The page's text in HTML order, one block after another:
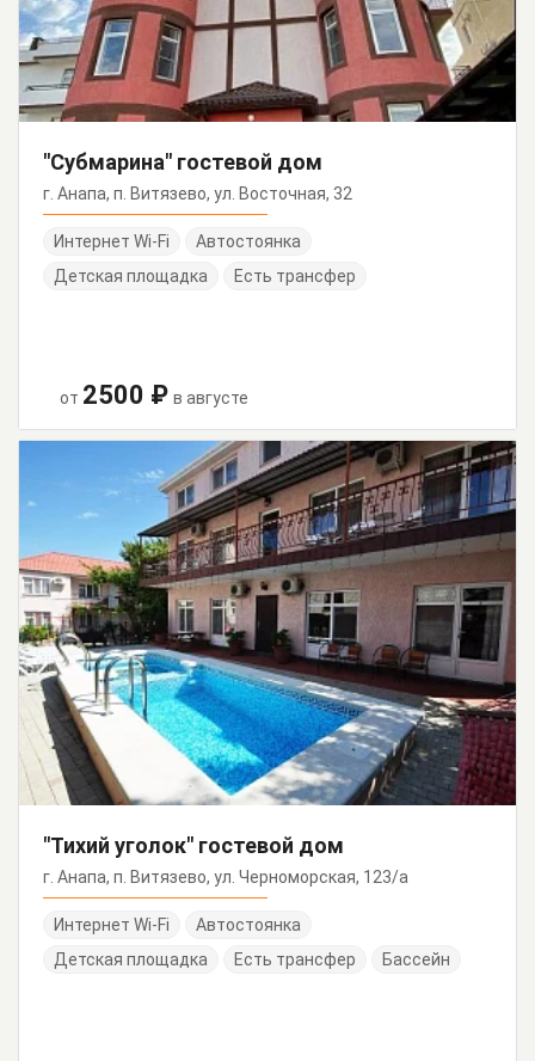
"Субмарина" гостевой дом
г. Анапа, п. Витязево, ул. Восточная, 32
Интернет Wi-Fi
Автостоянка
Детская площадка
Есть трансфер
от 2500 ₽ в августе
"Тихий уголок" гостевой дом
г. Анапа, п. Витязево, ул. Черноморская, 123/а
Интернет Wi-Fi
Автостоянка
Детская площадка
Есть трансфер Бассейн